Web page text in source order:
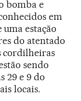
bomba e
em
estação
do atentado
cordilheiras
sendo
29 e 9 do
locais.